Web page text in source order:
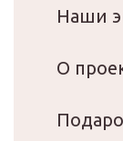
Наши
О